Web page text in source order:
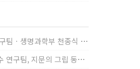
심리학과 최인철 교수 연구팀ㆍ생명과학부 천종식 교수 연구팀, 장내 마이크로바이옴과 정서적 웰빙간 관계 규명
물리천문학부 박건식 교수 연구팀, 지문의 그립 동작에서의 역할 및 원리 규명